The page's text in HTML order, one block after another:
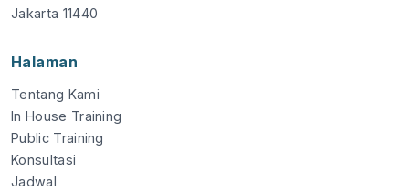
Jakarta 11440
Halaman
Tentang Kami
In House Training
Public Training
Konsultasi
Jadwal